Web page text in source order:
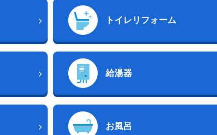
トイレリフォーム
給湯器
お風呂